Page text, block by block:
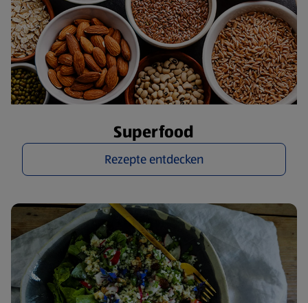
Superfood
Rezepte entdecken